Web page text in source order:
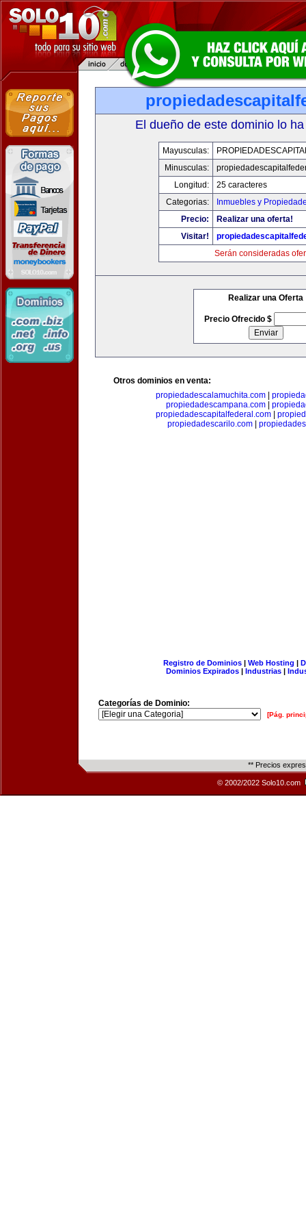
El dueño de este dominio lo
Mayusculas:
Minusculas:
Longitud:
25 caracteres
Categorias:
Inmuebles y
Precio:
Realizar una oferta!
Visitar!
Serán consideradas
Realizar una Oferta
Precio Ofrecido $
Otros dominios en venta:
propiedadescalamuchita.com
propiedadescampana.com
propiedadescapitalfederal.com
propiedadescarilo.com
Registro de Dominios| Web Hosting |
Dominios Expirados | Industrias |
Categorías de Dominio:
[Pág.
** Precios
© 2002/2022 Solo10.com